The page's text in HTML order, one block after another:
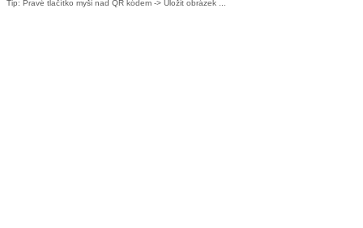
Tip: Pravé tlačítko myši nad QR kódem -> Uložit obrázek ...